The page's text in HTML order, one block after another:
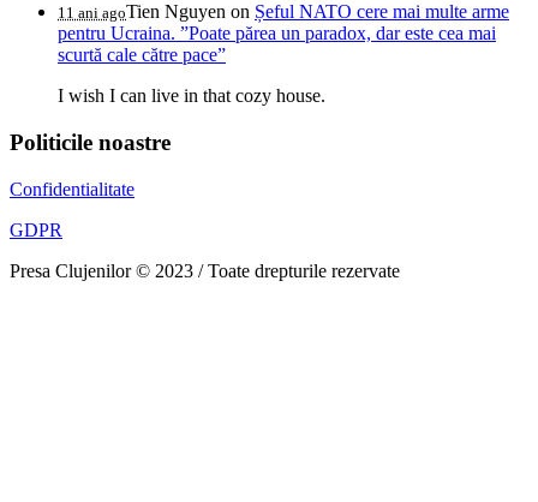
11 ani agoTien Nguyen on Șeful NATO cere mai multe arme
pentru Ucraina. ”Poate părea un paradox, dar este cea mai
scurtă cale către pace”
I wish I can live in that cozy house.
Politicile noastre
Confidentialitate
GDPR
Presa Clujenilor © 2023 / Toate drepturile rezervate